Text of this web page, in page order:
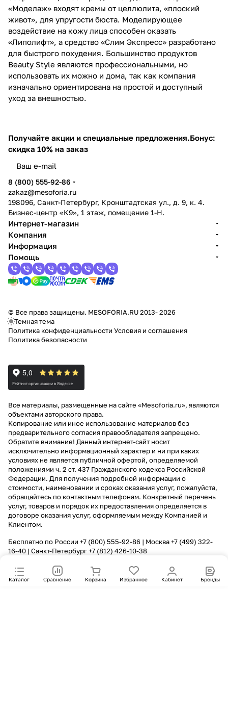
«Моделаж» входят кремы от целлюлита, «плоский
живот», для упругости бюста. Моделирующее
воздействие на кожу лица способен оказать
«Липолифт», а средство «Слим Экспресс» разработано
для быстрого похудения. Большинство продуктов
Beauty Style являются профессиональными, но
использовать их можно и дома, так как компания
изначально ориентирована на простой и доступный
уход за внешностью.
Каталог Сравнение Корзина Избранное Кабинет Бренды
Получайте акции и специальные предложения.Бонус:
скидка 10% на заказ
8 (800) 555-92-86
zakaz@mesoforia.ru
198096, Санкт-Петербург, Кронштадтская ул., д. 9, к. 4.
Бизнес-центр «К9», 1 этаж, помещение 1-Н.
Интернет-магазин
Компания
Информация
Помощь
© Все права защищены. MESOFORIA.RU 2013- 2026
Темная тема
Политика конфиденциальности Условия и соглашения
Политика безопасности
Все материалы, размещенные на сайте «Mesoforia.ru», являются
объектами авторского права.
Копирование или иное использование материалов без
предварительного согласия правообладателя запрещено.
Обратите внимание! Данный интернет-сайт носит
исключительно информационный характер и ни при каких
условиях не является публичной офертой, определяемой
положениями ч. 2 ст. 437 Гражданского кодекса Российской
Федерации. Для получения подробной информации о
стоимости, наименовании и сроках оказания услуг, пожалуйста,
обращайтесь по контактным телефонам. Конкретный перечень
услуг, товаров и порядок их предоставления определяется в
договоре оказания услуг, оформляемым между Компанией и
Клиентом.
Бесплатно по России +7 (800) 555-92-86 | Москва+7 (499) 322-
16-40 | Санкт-Петербург+7 (812) 426-10-38